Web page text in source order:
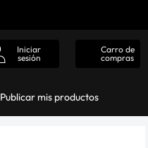
Iniciar
sesión
Carro de
compras
Publicar mis productos